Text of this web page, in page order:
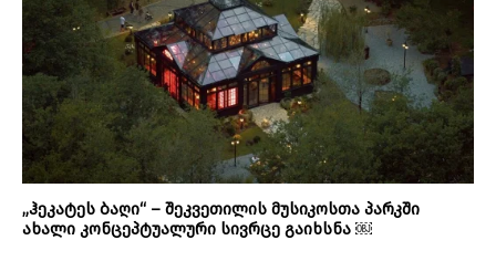
„ჰეკატეს ბაღი“ – შეკვეთილის მუსიკოსთა პარკში
ახალი კონცეპტუალური სივრცე გაიხსნა ￼